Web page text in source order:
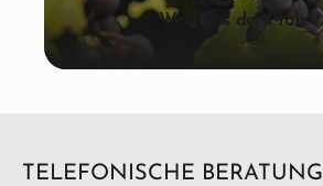
Wein aus der Pfalz
TELEFONISCHE BERATUNG